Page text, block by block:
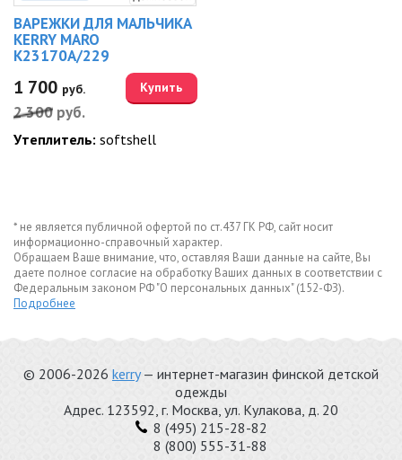
ВАРЕЖКИ ДЛЯ МАЛЬЧИКА
KERRY MARO
K23170A/229
1 700 руб.
2 300 руб.
Купить
Утеплитель:softshell
* не является публичной офертой по ст.437 ГК РФ, сайт носит
информационно-справочный характер.
Обращаем Ваше внимание, что, оставляя Ваши данные на сайте, Вы
даете полное согласие на обработку Ваших данных в соответствии с
Федеральным законом РФ "О персональных данных" (152-ФЗ).
Подробнее
© 2006-2026 kerry— интернет-магазин финской детской
одежды
Адрес. 123592, г. Москва, ул. Кулакова, д. 20
8 (495) 215-28-82
8 (800) 555-31-88